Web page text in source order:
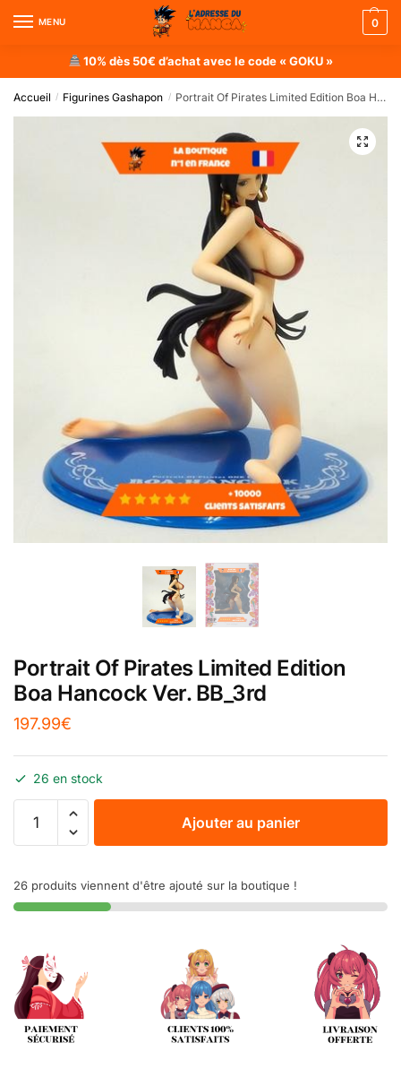
MENU 0
10% dès 50€ d’achat avec le code « GOKU »
Accueil / Figurines Gashapon / Portrait Of Pirates Limited Edition Boa Hancock Ver. BB_3rd
Portrait Of Pirates Limited Edition
Boa Hancock Ver. BB_3rd
197.99€
26 en stock
Ajouter au panier
26 produits viennent d'être ajouté sur la boutique !